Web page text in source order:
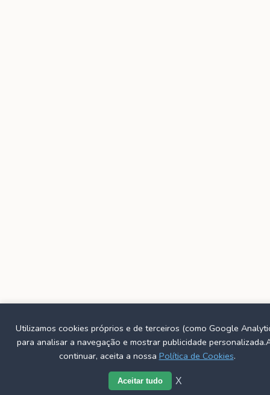
Utilizamos cookies próprios e de terceiros (como Google
para analisar a navegação e mostrar publicidade
continuar, aceita a nossa Política de Cookies.
Aceitar tudo X